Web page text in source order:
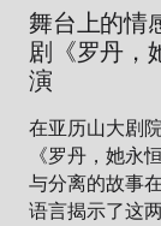
舞台上的情
剧《罗丹，
演
在亚历山大剧
《罗丹，她永
与分离的故事
语言揭示了这